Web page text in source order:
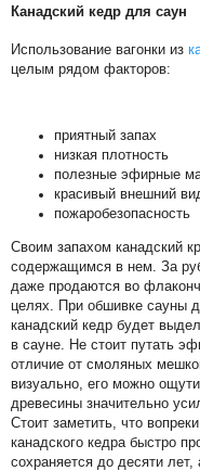
Канадский кедр для саун
Использование вагонки из
целым рядом факторов:
приятный запах
низкая плотность
полезные эфирные
красивый внешний
пожаробезопасность
Своим запахом канадский
содержащимся в нем. За
даже продаются во
целях. При обшивке сауны
канадский кедр будет
в сауне. Не стоит путать
отличие от смоляных
визуально, его можно
древесины значительно
Стоит заметить, что
канадского кедра быстро
сохраняется до десяти